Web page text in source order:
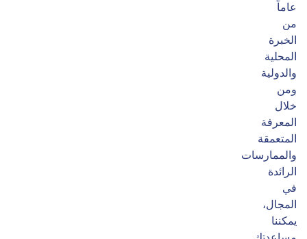
عاماً
من
الخبرة
المحلية
والدولية
ومن
خلال
المعرفة
المتعمقة
والممارسات
الرائدة
في
المجال،
يمكننا